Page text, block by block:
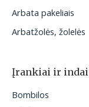
Arbata pakeliais
Arbatžolės, žolelės
Įrankiai ir indai
Bombilos